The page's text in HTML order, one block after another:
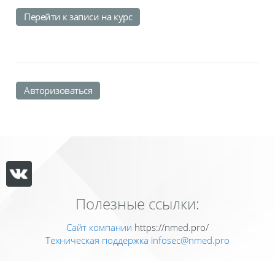
Перейти к записи на курс
Авторизоваться
Полезные ссылки:
Сайт компании https://nmed.pro/
Техническая поддержка infosec@nmed.pro